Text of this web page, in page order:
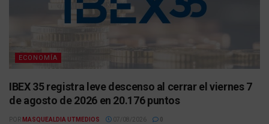
ECONOMÍA
IBEX 35 registra leve descenso al cerrar el viernes 7
de agosto de 2026 en 20.176 puntos
POR MASQUEALDIA UTMEDIOS 07/08/2026